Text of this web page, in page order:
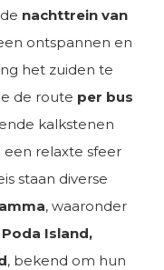
nachttrein van
ontspannen en
het zuiden te
de route per bus
kalkstenen
een relaxte sfeer
staan diverse
, waaronder
Island,
, bekend om hun